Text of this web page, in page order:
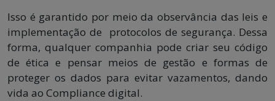
Isso é garantido por meio da observância das leis e
implementação de protocolos de segurança. Dessa
forma, qualquer companhia pode criar seu código
de ética e pensar meios de gestão e formas de
proteger os dados para evitar vazamentos, dando
vida ao Compliance digital.